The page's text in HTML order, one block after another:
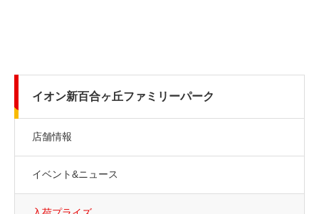
イオン新百合ヶ丘ファミリーパーク
店舗情報
イベント&ニュース